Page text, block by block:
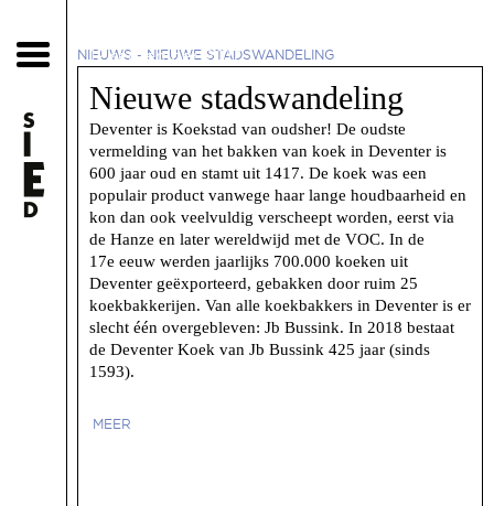
NIEUWS - NIEUWE STADSWANDELING
12 september 2017
Nieuwe stadswandeling
Deventer is Koekstad van oudsher! De oudste
vermelding van het bakken van koek in Deventer is
600 jaar oud en stamt uit 1417. De koek was een
populair product vanwege haar lange houdbaarheid en
kon dan ook veelvuldig verscheept worden, eerst via
de Hanze en later wereldwijd met de VOC. In de
17e eeuw werden jaarlijks 700.000 koeken uit
Deventer geëxporteerd, gebakken door ruim 25
koekbakkerijen. Van alle koekbakkers in Deventer is er
slecht één overgebleven: Jb Bussink. In 2018 bestaat
de Deventer Koek van Jb Bussink 425 jaar (sinds
1593).
MEER